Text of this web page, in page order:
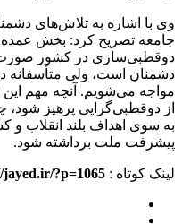
وی با اشاره به تلاش‌های
جامعه تصریح کرد: بخش
دوقطبی‌سازی در کشور
دشمنان است، ولی متأسفانه
مواجه می‌شویم. آنچه مهم این
از دوقطبی‌گرایی پرهیز
به سوی اهداف بلند انقلاب و
پیشرفت ملت برداشته شود.
لینک کوتاه : ?p=1065